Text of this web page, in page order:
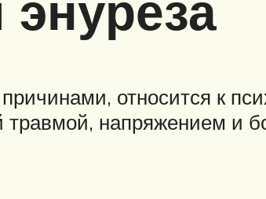
относится к
травмой, напряжением и